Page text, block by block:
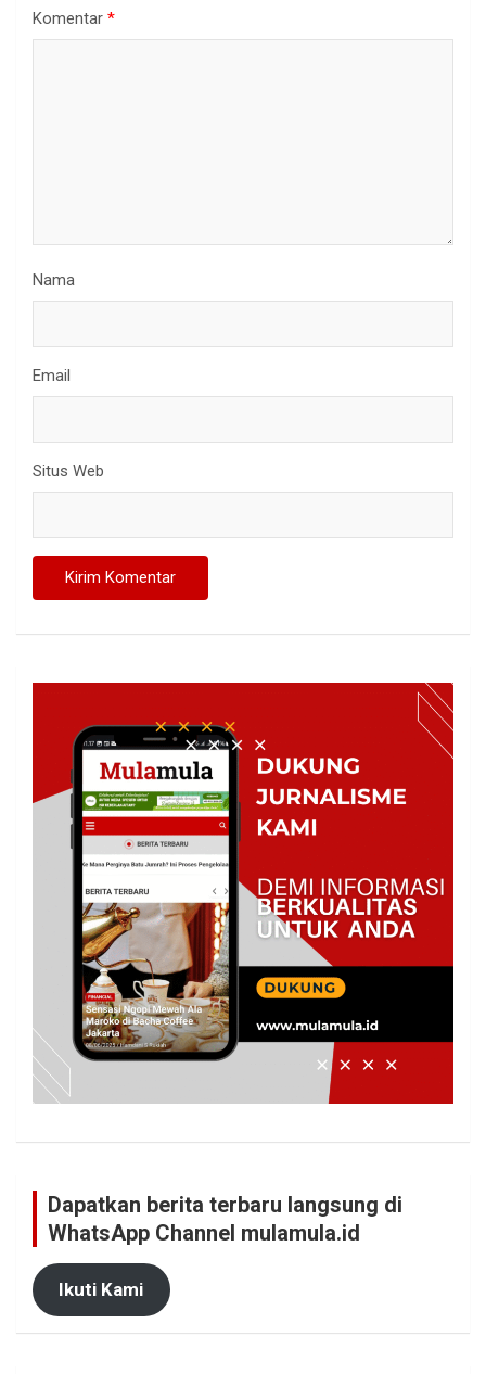
Komentar *
Nama
Email
Situs Web
Dapatkan berita terbaru langsung di
WhatsApp Channel mulamula.id
Ikuti Kami